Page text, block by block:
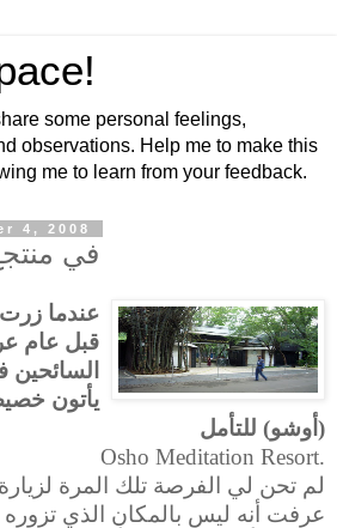
some personal feelings,
observations. Help me to make this
me to learn from your feedback.
4, 2008
في
عندما زرت
قبل عام
السائحين
يأتون
(أوشو) للتأمل
Osho Meditation Resort.
لم تحن لي الفرصة تلك المرة
عرفت أنه ليس بالمكان الذي تزوره